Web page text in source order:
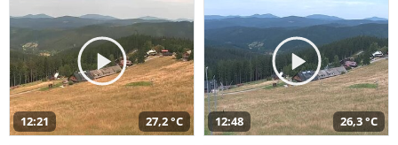
12:21 27,2 °C 12:48 26,3 °C